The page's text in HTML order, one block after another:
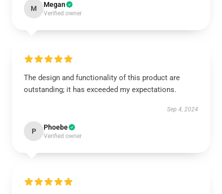
M Megan
Verified owner
The design and functionality of this product are
outstanding; it has exceeded my expectations.
Sep 4, 2024
P Phoebe
Verified owner